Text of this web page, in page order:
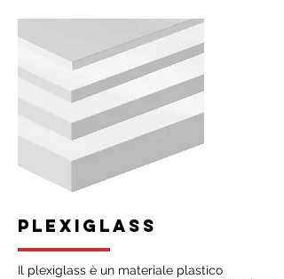
PLEXIGLASS
Il plexiglass è un materiale plastico